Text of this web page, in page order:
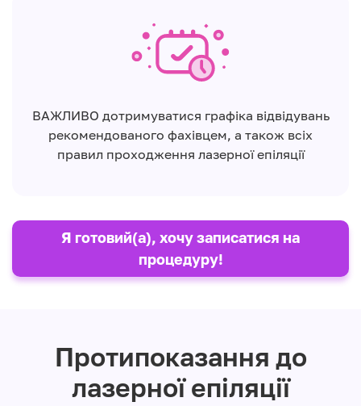
ВАЖЛИВО дотримуватися графіка відвідувань
рекомендованого фахівцем, а також всіх
правил проходження лазерної епіляції
Я готовий(а), хочу записатися на
процедуру!
Протипоказання до
лазерної епіляції